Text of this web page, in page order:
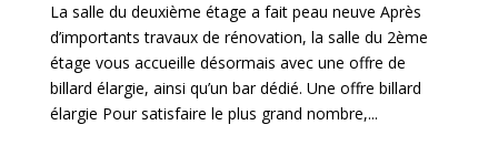
La salle du deuxième étage a fait peau neuve Après
d’importants travaux de rénovation, la salle du 2ème
étage vous accueille désormais avec une offre de
billard élargie, ainsi qu’un bar dédié. Une offre billard
élargie Pour satisfaire le plus grand nombre,...